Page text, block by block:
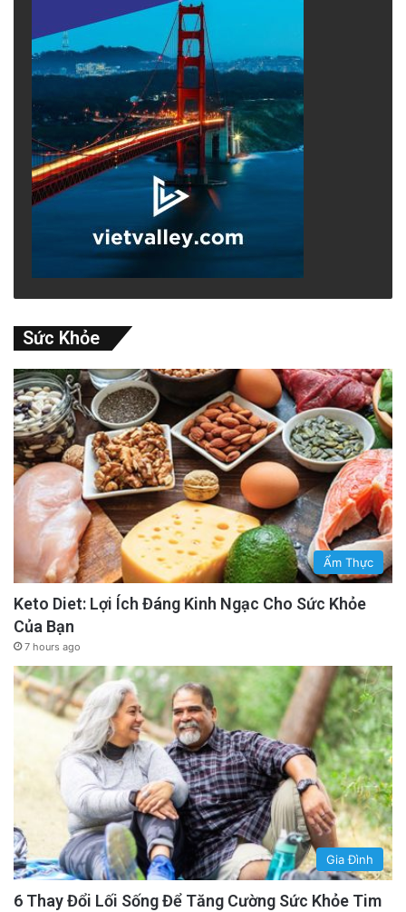
Sức Khỏe
Ẩm Thực
Keto Diet: Lợi Ích Đáng Kinh Ngạc Cho Sức Khỏe
Của Bạn
7 hours ago
Gia Đình
6 Thay Đổi Lối Sống Để Tăng Cường Sức Khỏe Tim